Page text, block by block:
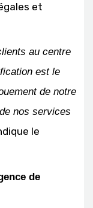
et
au centre
est le
de notre
nos services
le
de